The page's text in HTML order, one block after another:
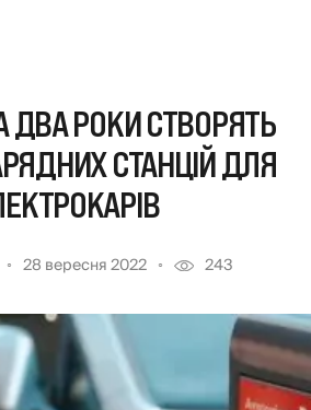
ДВА РОКИ СТВОРЯТЬ
СТАНЦІЙ ДЛЯ
28 вересня 2022 243